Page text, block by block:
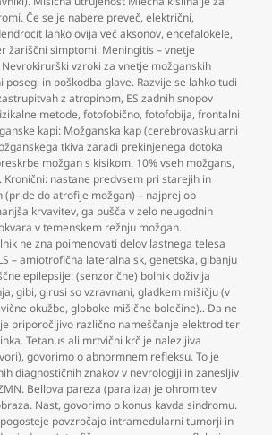
Če se je nabere preveč,električni,
lahko ovija več aksonov,encefalokele,
žariščni simptomi. Meningitis – vnetje
vzroki za vnetje možganskih
posegi in poškodba glave. Razvije se lahko tudi
z atropinom, ES zadnih snopov
metode,fotofobično,fotofobija,frontalni
kapi: Možganska kap (cerebrovaskularni
tkiva zaradi prekinjenega dotoka
možgan s kisikom. 10% vseh možgans,
Kronični: nastane predvsem pri starejih in
(pride do atrofije možgan) – najprej ob
krvavitev,ga pušča v zelo neugodnih
v temenskem režnju možgan.
ne zna poimenovati delov lastnega telesa
– amiotrofična lateralna sk,genetska,gibanju
epilepsije: (senzorične) bolnik doživlja
,gibi,girusi so vzravnani,gladkem mišičju (v
okužbe,globoke mišične bolečine).. Da ne
priporočljivo različno nameščanje elektrod ter
Tetanus ali mrtvični krč je nalezljiva
,govorimo o abnormnem refleksu. To je
diagnostičnih znakov v nevrologiji in zanesljiv
Bellova pareza (paraliza) je ohromitev
Nast,govorimo o konus kavda sindromu.
povzročajo intramedularni tumorji in